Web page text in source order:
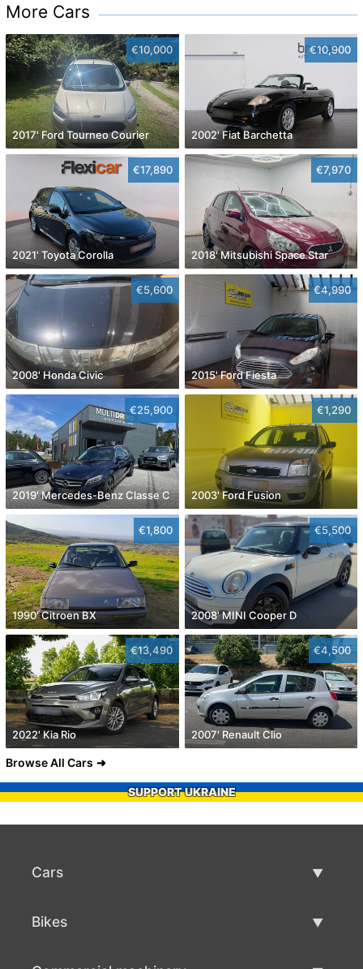
More Cars
€10,000
2017' Ford Tourneo Courier
€10,900
2002' Fiat Barchetta
€17,890
2021' Toyota Corolla
€7,970
2018' Mitsubishi Space Star
€5,600
2008' Honda Civic
€4,990
2015' Ford Fiesta
€25,900
2019' Mercedes-Benz Classe C
€1,290
2003' Ford Fusion
€1,800
1990' Citroen BX
€5,500
2008' MINI Cooper D
€13,490
2022' Kia Rio
€4,500
2007' Renault Clio
Browse All Cars
SUPPORT UKRAINE
Cars
Bikes